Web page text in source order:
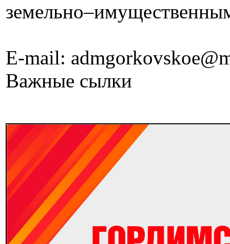
E-mail:
Важные сылки